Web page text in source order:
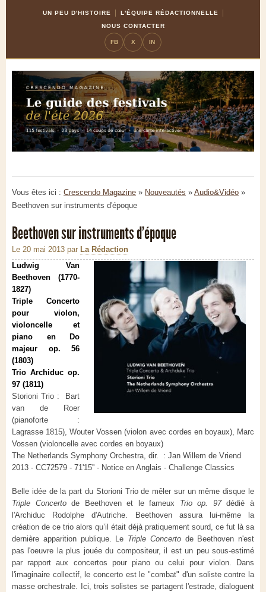
UN PEU D'HISTOIRE
L'ÉQUIPE RÉDACTIONNELLE
NOUS CONTACTER
FB X IN
Vous êtes ici : Crescendo Magazine » Nouveautés » Audio&Vidéo »
Beethoven sur instruments d'époque
Beethoven sur instruments d'époque
Le 20 mai 2013 par La Rédaction
Ludwig Van
Beethoven (1770-
1827)
Triple Concerto
pour violon,
violoncelle et
piano en Do
majeur op. 56
(1803)
Trio Archiduc op.
97 (1811)
Storioni Trio : Bart
van de Roer
(pianoforte :
Lagrasse 1815), Wouter Vossen (violon avec cordes en boyaux), Marc
Vossen (violoncelle avec cordes en boyaux)
The Netherlands Symphony Orchestra, dir. : Jan Willem de Vriend
2013 - CC72579 - 71'15'' - Notice en Anglais - Challenge Classics
Belle idée de la part du Storioni Trio de mêler sur un même disque le
Triple Concertode Beethoven et le fameux Trio op. 97dédié à
l'Archiduc Rodolphe d'Autriche. Beethoven assura lui-même la
création de ce trio alors qu’il était déjà pratiquement sourd, ce fut là sa
dernière apparition publique. Le Triple Concertode Beethoven n'est
pas l'oeuvre la plus jouée du compositeur, il est un peu sous-estimé
par rapport aux concertos pour piano ou celui pour violon. Dans
l'imaginaire collectif, le concerto est le "combat" d'un soliste contre la
masse orchestrale. Ici, trois solistes se partagent l'estrade, dialoguent